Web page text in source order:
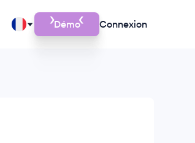
Démo Connexion